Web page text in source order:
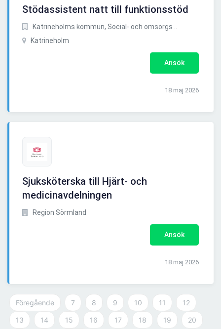
Stödassistent natt till funktionsstöd
Katrineholms kommun, Social- och omsorgs ..
Katrineholm
Ansök
18 maj 2026
Sjuksköterska till Hjärt- och
medicinavdelningen
Region Sörmland
Ansök
18 maj 2026
Föregående 7 8 9 10 11 12
13 14 15 16 17 18 19 20